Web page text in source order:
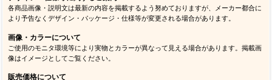
各商品画像・説明文は最新の内容を掲載するよう努めておりますが、メーカー都合に
より予告なくデザイン・パッケージ・仕様等が変更される場合があります。
画像・カラーについて
ご使用のモニタ環境等により実物とカラーが異なって見える場合があります。掲載画
像はイメージとしてご覧ください。
販売価格について